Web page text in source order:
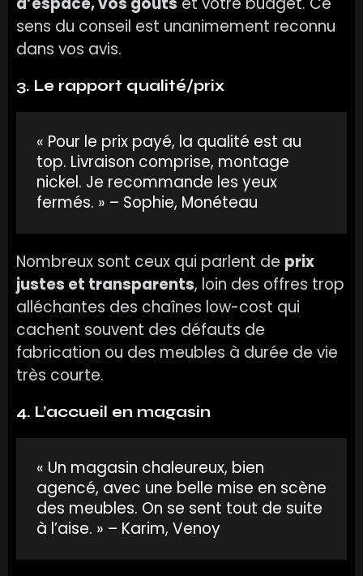
sens du conseil est unanimement reconnu
dans vos avis.
3. Le rapport qualité/prix
« Pour le prix payé, la qualité est au
top. Livraison comprise, montage
nickel. Je recommande les yeux
fermés. » – Sophie, Monéteau
Nombreux sont ceux qui parlent de prix
justes et transparents, loin des offres trop
alléchantes des chaînes low-cost qui
cachent souvent des défauts de
fabrication ou des meubles à durée de vie
très courte.
4. L’accueil en magasin
« Un magasin chaleureux, bien
agencé, avec une belle mise en scène
des meubles. On se sent tout de suite
à l’aise. » – Karim, Venoy